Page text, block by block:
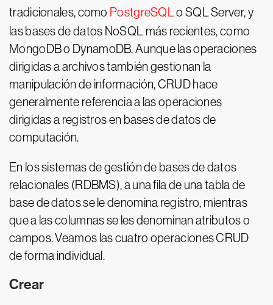
tradicionales, como PostgreSQLo SQL Server, y
las bases de datos NoSQL más recientes, como
MongoDB o DynamoDB. Aunque las operaciones
dirigidas a archivos también gestionan la
manipulación de información, CRUD hace
generalmente referencia a las operaciones
dirigidas a registros en bases de datos de
computación.
En los sistemas de gestión de bases de datos
relacionales (RDBMS), a una fila de una tabla de
base de datos se le denomina registro, mientras
que a las columnas se les denominan atributos o
campos. Veamos las cuatro operaciones CRUD
de forma individual.
Crear